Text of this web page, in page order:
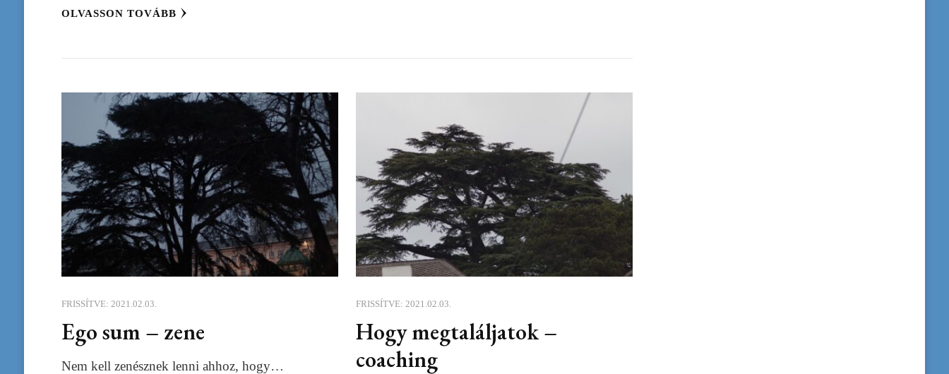
OLVASSON TOVÁBB
FRISSÍTVE: 2021.02.03.
Ego sum – zene
Nem kell zenésznek lenni ahhoz, hogy…
FRISSÍTVE: 2021.02.03.
Hogy megtaláljatok –
coaching